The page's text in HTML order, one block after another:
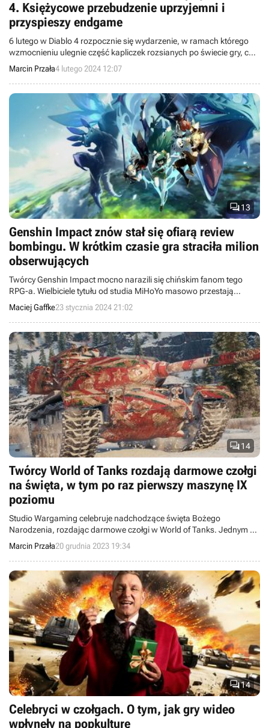
4. Księżycowe przebudzenie uprzyjemni i
przyspieszy endgame
6 lutego w Diablo 4 rozpocznie się wydarzenie, w ramach którego
wzmocnieniu ulegnie część kapliczek rozsianych po świecie gry, co
zapewni graczom różnorakie bonusy – włącznie z dużą premią do
zdobywanego doświadczenia.
Marcin Przała4 lutego 2024 12:07
13
Genshin Impact znów stał się ofiarą review
bombingu. W krótkim czasie gra straciła milion
obserwujących
Twórcy Genshin Impact mocno narazili się chińskim fanom tego
RPG-a. Wielbiciele tytułu od studia MiHoYo masowo przestają
obserwować konta gry w mediach społecznościowych, a także
wystawiają jej najniższe oceny.
Maciej Gaffke23 stycznia 2024 21:02
14
Twórcy World of Tanks rozdają darmowe czołgi
na święta, w tym po raz pierwszy maszynę IX
poziomu
Studio Wargaming celebruje nadchodzące święta Bożego
Narodzenia, rozdając darmowe czołgi w World of Tanks. Jednym z
prezentów jest maszyna z IX „tieru”.
Marcin Przała20 grudnia 2023 19:34
14
Celebryci w czołgach. O tym, jak gry wideo
wpłynęły na popkulturę